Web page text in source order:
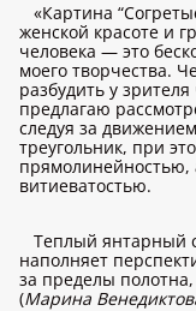
«Картина
женской красоте и
человека — это
моего творчества.
разбудить у
предлагаю
следуя за
треугольник, при
прямолинейностью,
витиеватостью.
Теплый янтарный
наполняет
за пределы
(Марина